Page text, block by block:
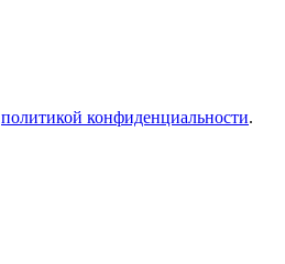
политикой конфиденциальности.